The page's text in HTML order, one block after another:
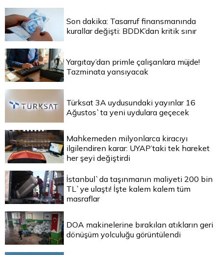
Son dakika: Tasarruf finansmanında
kurallar değişti: BDDK’dan kritik sınır
Yargıtay’dan primle çalışanlara müjde!
Tazminata yansıyacak
Türksat 3A uydusundaki yayınlar 16
Ağustos`ta yeni uydulara geçecek
Mahkemeden milyonlarca kiracıyı
ilgilendiren karar: UYAP’taki tek hareket
her şeyi değiştirdi
İstanbul`da taşınmanın maliyeti 200 bin
TL`ye ulaştı! İşte kalem kalem tüm
masraflar
DOA makinelerine bırakılan atıkların geri
dönüşüm yolculuğu görüntülendi